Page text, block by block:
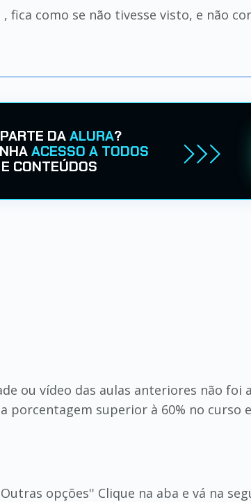
fica como se não tivesse visto, e não
DAALURA?
ACESSO A TODOS
E CONTEÚDOS
ou vídeo das aulas anteriores não foi
superior à 60% no curso
opções'' Clique na aba e vá na